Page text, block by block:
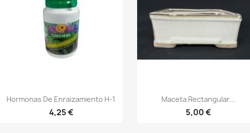
Vista rápida
Hormonas De Enraizamiento H-1
4,25 €
Vista rápida
Maceta Rectangular...
5,00 €